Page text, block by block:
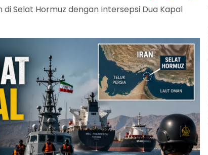
Selat Hormuz dengan Intersepsi Dua Kapal